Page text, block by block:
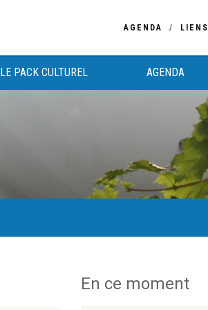
AGENDA LIENS
LE PACK CULTUREL AGENDA
En ce moment